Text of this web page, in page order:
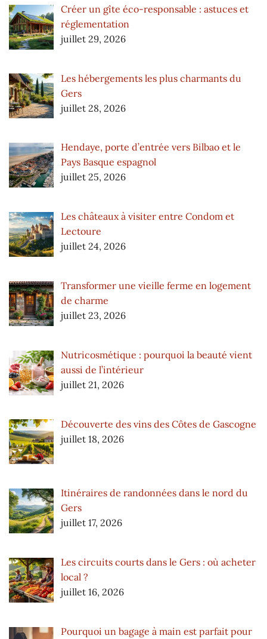
Créer un gîte éco-responsable : astuces et
réglementation
juillet 29, 2026
Les hébergements les plus charmants du
Gers
juillet 28, 2026
Hendaye, porte d’entrée vers Bilbao et le
Pays Basque espagnol
juillet 25, 2026
Les châteaux à visiter entre Condom et
Lectoure
juillet 24, 2026
Transformer une vieille ferme en logement
de charme
juillet 23, 2026
Nutricosmétique : pourquoi la beauté vient
aussi de l’intérieur
juillet 21, 2026
Découverte des vins des Côtes de Gascogne
juillet 18, 2026
Itinéraires de randonnées dans le nord du
Gers
juillet 17, 2026
Les circuits courts dans le Gers : où acheter
local ?
juillet 16, 2026
Pourquoi un bagage à main est parfait pour